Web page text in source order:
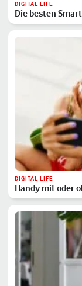
DIGITAL LIFE
Die besten
DIGITAL LIFE
Handy mit oder